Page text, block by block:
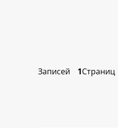
Записей 1Страниц